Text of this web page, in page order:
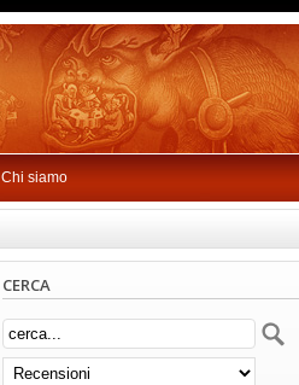
Chi siamo
CERCA